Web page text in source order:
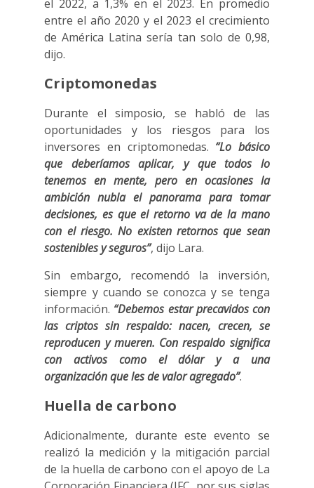
el 2022, a 1,3% en el 2023. En promedio
entre el año 2020 y el 2023 el crecimiento
de América Latina sería tan solo de 0,98,
dijo.
Criptomonedas
Durante el simposio, se habló de las
oportunidades y los riesgos para los
inversores en criptomonedas. “Lo básico
que deberíamos aplicar, y que todos lo
tenemos en mente, pero en ocasiones la
ambición nubla el panorama para tomar
decisiones, es que el retorno va de la mano
con el riesgo. No existen retornos que sean
sostenibles y seguros”, dijo Lara.
Sin embargo, recomendó la inversión,
siempre y cuando se conozca y se tenga
información. “Debemos estar precavidos con
las criptos sin respaldo: nacen, crecen, se
reproducen y mueren. Con respaldo significa
con activos como el dólar y a una
organización que les de valor agregado”.
Huella de carbono
Adicionalmente, durante este evento se
realizó la medición y la mitigación parcial
de la huella de carbono con el apoyo de La